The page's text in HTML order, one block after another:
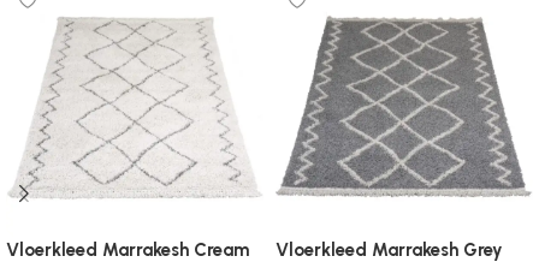
Vloerkleed Marrakesh Cream
Vloerkleed Marrakesh Grey